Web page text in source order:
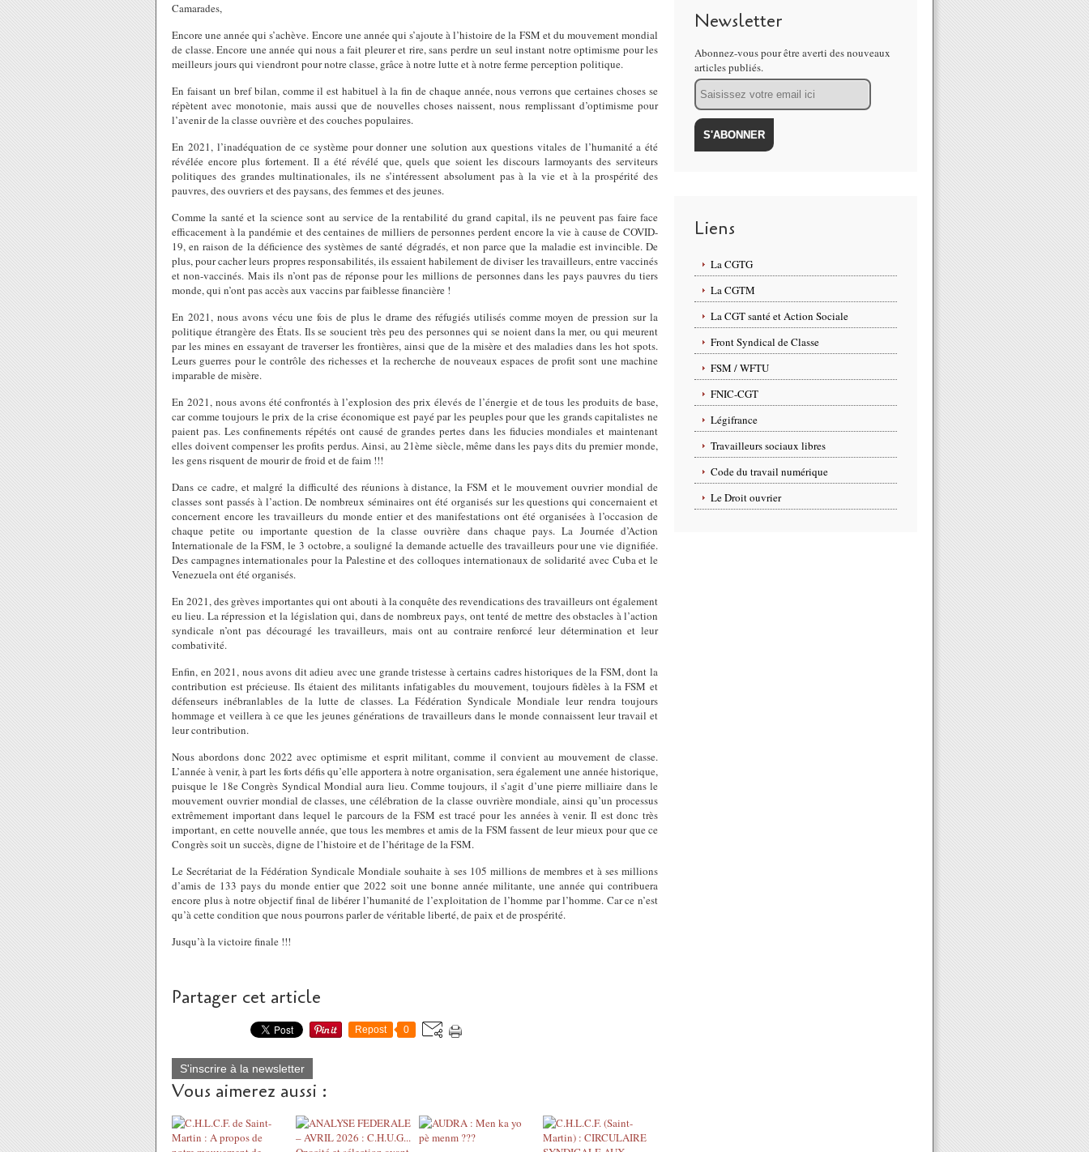
Camarades,
Encore une année qui s’achève. Encore une année qui s’ajoute à l’histoire de la FSM et du mouvement mondial
de classe. Encore une année qui nous a fait pleurer et rire, sans perdre un seul instant notre optimisme pour les
meilleurs jours qui viendront pour notre classe, grâce à notre lutte et à notre ferme perception politique.
En faisant un bref bilan, comme il est habituel à la fin de chaque année, nous verrons que certaines choses se
répètent avec monotonie, mais aussi que de nouvelles choses naissent, nous remplissant d’optimisme pour
l’avenir de la classe ouvrière et des couches populaires.
En 2021, l’inadéquation de ce système pour donner une solution aux questions vitales de l’humanité a été
révélée encore plus fortement. Il a été révélé que, quels que soient les discours larmoyants des serviteurs
politiques des grandes multinationales, ils ne s’intéressent absolument pas à la vie et à la prospérité des
pauvres, des ouvriers et des paysans, des femmes et des jeunes.
Comme la santé et la science sont au service de la rentabilité du grand capital, ils ne peuvent pas faire face
efficacement à la pandémie et des centaines de milliers de personnes perdent encore la vie à cause de COVID-
19, en raison de la déficience des systèmes de santé dégradés, et non parce que la maladie est invincible. De
plus, pour cacher leurs propres responsabilités, ils essaient habilement de diviser les travailleurs, entre vaccinés
et non-vaccinés. Mais ils n’ont pas de réponse pour les millions de personnes dans les pays pauvres du tiers
monde, qui n’ont pas accès aux vaccins par faiblesse financière !
En 2021, nous avons vécu une fois de plus le drame des réfugiés utilisés comme moyen de pression sur la
politique étrangère des États. Ils se soucient très peu des personnes qui se noient dans la mer, ou qui meurent
par les mines en essayant de traverser les frontières, ainsi que de la misère et des maladies dans les hot spots.
Leurs guerres pour le contrôle des richesses et la recherche de nouveaux espaces de profit sont une machine
imparable de misère.
En 2021, nous avons été confrontés à l’explosion des prix élevés de l’énergie et de tous les produits de base,
car comme toujours le prix de la crise économique est payé par les peuples pour que les grands capitalistes ne
paient pas. Les confinements répétés ont causé de grandes pertes dans les fiducies mondiales et maintenant
elles doivent compenser les profits perdus. Ainsi, au 21ème siècle, même dans les pays dits du premier monde,
les gens risquent de mourir de froid et de faim !!!
Dans ce cadre, et malgré la difficulté des réunions à distance, la FSM et le mouvement ouvrier mondial de
classes sont passés à l’action. De nombreux séminaires ont été organisés sur les questions qui concernaient et
concernent encore les travailleurs du monde entier et des manifestations ont été organisées à l’occasion de
chaque petite ou importante question de la classe ouvrière dans chaque pays. La Journée d’Action
Internationale de la FSM, le 3 octobre, a souligné la demande actuelle des travailleurs pour une vie dignifiée.
Des campagnes internationales pour la Palestine et des colloques internationaux de solidarité avec Cuba et le
Venezuela ont été organisés.
En 2021, des grèves importantes qui ont abouti à la conquête des revendications des travailleurs ont également
eu lieu. La répression et la législation qui, dans de nombreux pays, ont tenté de mettre des obstacles à l’action
syndicale n’ont pas découragé les travailleurs, mais ont au contraire renforcé leur détermination et leur
combativité.
Enfin, en 2021, nous avons dit adieu avec une grande tristesse à certains cadres historiques de la FSM, dont la
contribution est précieuse. Ils étaient des militants infatigables du mouvement, toujours fidèles à la FSM et
défenseurs inébranlables de la lutte de classes. La Fédération Syndicale Mondiale leur rendra toujours
hommage et veillera à ce que les jeunes générations de travailleurs dans le monde connaissent leur travail et
leur contribution.
Nous abordons donc 2022 avec optimisme et esprit militant, comme il convient au mouvement de classe.
L’année à venir, à part les forts défis qu’elle apportera à notre organisation, sera également une année historique,
puisque le 18e Congrès Syndical Mondial aura lieu. Comme toujours, il s’agit d’une pierre milliaire dans le
mouvement ouvrier mondial de classes, une célébration de la classe ouvrière mondiale, ainsi qu’un processus
extrêmement important dans lequel le parcours de la FSM est tracé pour les années à venir. Il est donc très
important, en cette nouvelle année, que tous les membres et amis de la FSM fassent de leur mieux pour que ce
Congrès soit un succès, digne de l’histoire et de l’héritage de la FSM.
Le Secrétariat de la Fédération Syndicale Mondiale souhaite à ses 105 millions de membres et à ses millions
d’amis de 133 pays du monde entier que 2022 soit une bonne année militante, une année qui contribuera
encore plus à notre objectif final de libérer l’humanité de l’exploitation de l’homme par l’homme. Car ce n’est
qu’à cette condition que nous pourrons parler de véritable liberté, de paix et de prospérité.
Jusqu’à la victoire finale !!!
Partager cet article
Repost 0
S'inscrire à la newsletter
Vous aimerez aussi :
Newsletter
Abonnez-vous pour être averti des nouveaux
articles publiés.
Email
Liens
La CGTG
La CGTM
La CGT santé et Action Sociale
Front Syndical de Classe
FSM / WFTU
FNIC-CGT
Légifrance
Travailleurs sociaux libres
Code du travail numérique
Le Droit ouvrier